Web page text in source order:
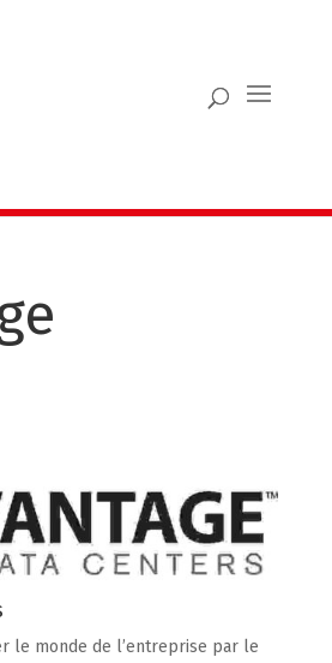
le monde de l’entreprise par le